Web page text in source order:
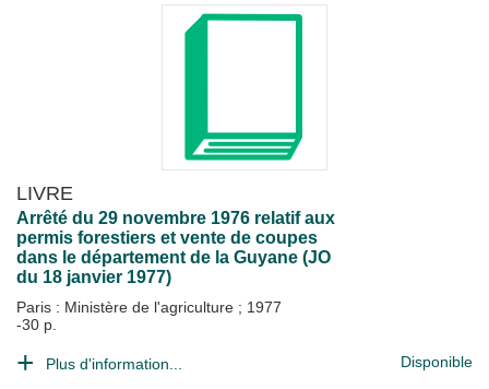
LIVRE
Arrêté du 29 novembre 1976 relatif aux
permis forestiers et vente de coupes
dans le département de la Guyane (JO
du 18 janvier 1977)
Paris : Ministère de l'agriculture ; 1977
-30 p.
Plus d'information... Disponible